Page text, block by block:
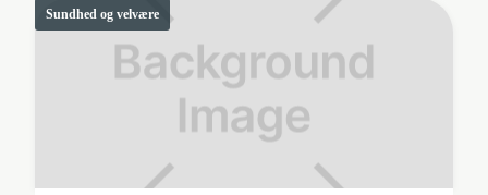
Sundhed og velvære